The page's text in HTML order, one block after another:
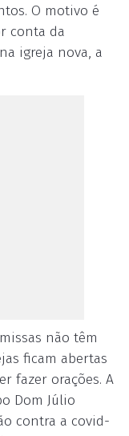
O motivo é
conta da
igreja nova, a
não têm
ficam abertas
fazer orações. A
Dom Júlio
contra a covid-